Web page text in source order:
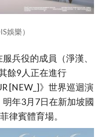
娛樂）
兵役的成員（淨漢、
餘9人正在進行
[NEW_]》世界巡迴演
年3月7日在新加坡國
律賓體育場。